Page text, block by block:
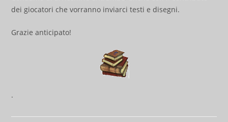
dei giocatori che vorranno inviarci testi e disegni.
Grazie anticipato!
.